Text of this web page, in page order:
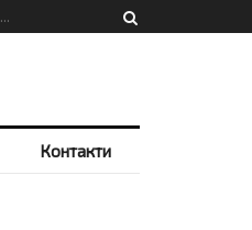
Контакти